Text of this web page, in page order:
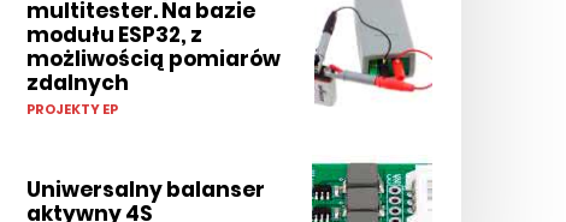
multitester. Na bazie
modułu ESP32, z
możliwością pomiarów
zdalnych
PROJEKTY EP
Uniwersalny balanser
aktywny 4S